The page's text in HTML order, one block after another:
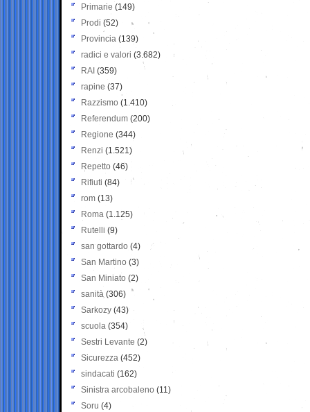
Primarie (149)
Prodi (52)
Provincia (139)
radici e valori (3.682)
RAI (359)
rapine (37)
Razzismo (1.410)
Referendum (200)
Regione (344)
Renzi (1.521)
Repetto (46)
Rifiuti (84)
rom (13)
Roma (1.125)
Rutelli (9)
san gottardo (4)
San Martino (3)
San Miniato (2)
sanità (306)
Sarkozy (43)
scuola (354)
Sestri Levante (2)
Sicurezza (452)
sindacati (162)
Sinistra arcobaleno (11)
Soru (4)